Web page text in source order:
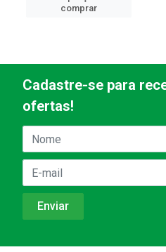
comprar
Cadastre-se para
ofertas!